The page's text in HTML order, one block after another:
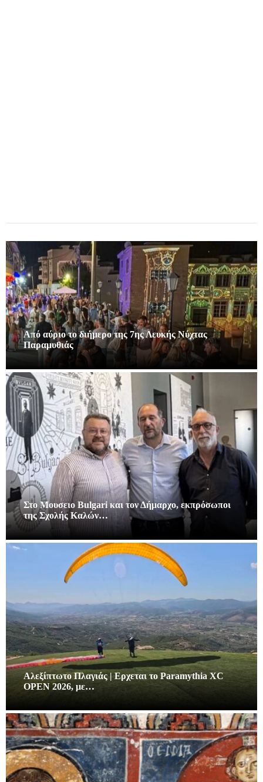
Από αύριο το διήμερο της 7ης Λευκής Νύχτας
Παραμυθιάς
Στο Μουσειο Bulgari και τον Δήμαρχο, εκπρόσωποι
της Σχολής Καλών…
Αλεξίπτωτο Πλαγιάς | Ερχεται το Paramythia XC
OPEN 2026, με…